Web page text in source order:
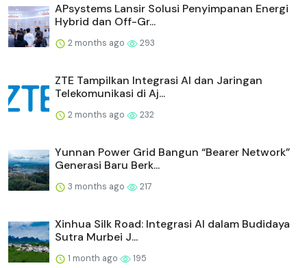
APsystems Lansir Solusi Penyimpanan Energi
Hybrid dan Off-Gr...
2 months ago 293
ZTE Tampilkan Integrasi AI dan Jaringan
Telekomunikasi di Aj...
2 months ago 232
Yunnan Power Grid Bangun “Bearer Network”
Generasi Baru Berk...
3 months ago 217
Xinhua Silk Road: Integrasi AI dalam Budidaya
Sutra Murbei J...
1 month ago 195